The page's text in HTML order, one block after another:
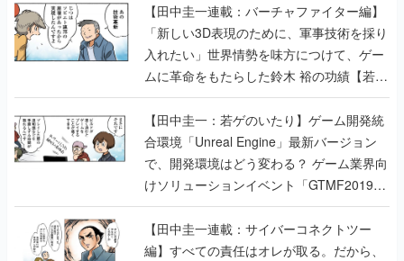
【田中圭一連載：バーチャファイター編】
「新しい3D表現のために、軍事技術を採り
入れたい」世界情勢を味方につけて、ゲー
ムに革命をもたらした鈴木 裕の功績【若ゲ
のいたり】
【田中圭一：若ゲのいたり】ゲーム開発統
合環境「Unreal Engine」最新バージョン
で、開発環境はどう変わる？ ゲーム業界向
けソリューションイベント「GTMF2019」
に行って、より理解を深めよう【PR】
【田中圭一連載：サイバーコネクトツー
編】すべての責任はオレが取る。だから、